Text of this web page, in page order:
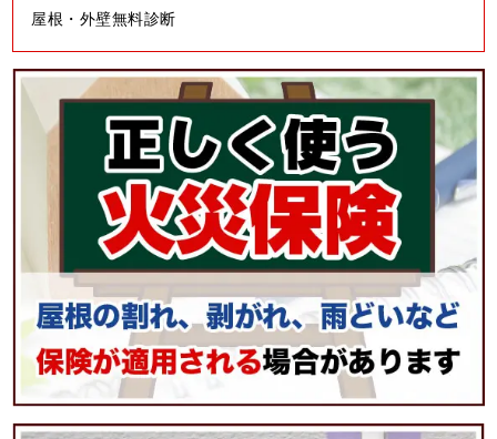
屋根・外壁無料診断